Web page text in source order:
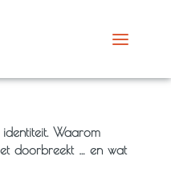
Waarom
doorbreekt … en wat